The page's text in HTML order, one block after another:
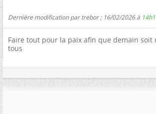
Dernière modification par trebor ; 16/02/2026 à
Faire tout pour la paix afin que demain
tous